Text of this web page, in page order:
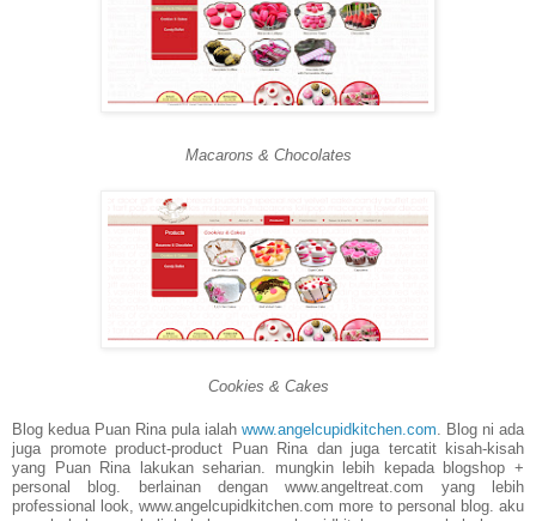
Macarons & Chocolates
Cookies & Cakes
Blog kedua Puan Rina pula ialah www.angelcupidkitchen.com. Blog ni ada
juga promote product-product Puan Rina dan juga tercatit kisah-kisah
yang Puan Rina lakukan seharian. mungkin lebih kepada blogshop +
personal blog. berlainan dengan www.angeltreat.com yang lebih
professional look, www.angelcupidkitchen.com more to personal blog. aku